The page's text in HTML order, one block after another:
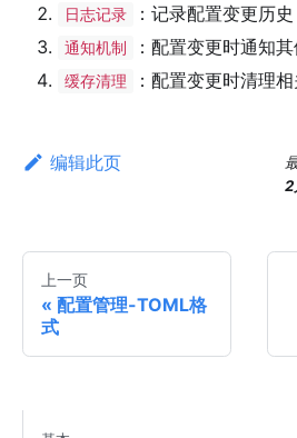
日志记录 ：记录配置变更历史
通知机制 ：配置变更时通知
缓存清理 ：配置变更时清理
编辑此页
2
上一页
配置管理-TOML格
式